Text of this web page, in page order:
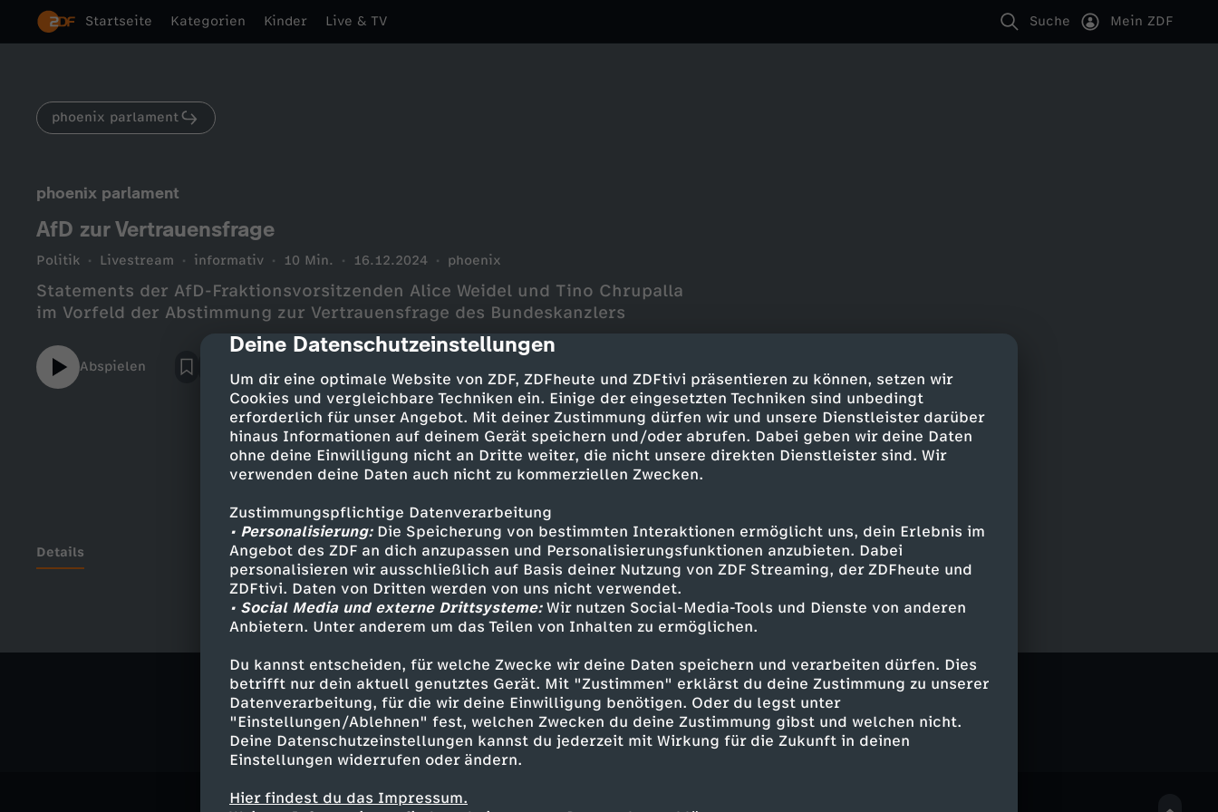
cmp-dialog-description
Deine Datenschutzeinstellungen
Um dir eine optimale Website von ZDF, ZDFheute und ZDFtivi präsentieren zu können, setzen wir
Cookies und vergleichbare Techniken ein. Einige der eingesetzten Techniken sind unbedingt
erforderlich für unser Angebot. Mit deiner Zustimmung dürfen wir und unsere Dienstleister darüber
hinaus Informationen auf deinem Gerät speichern und/oder abrufen. Dabei geben wir deine Daten
ohne deine Einwilligung nicht an Dritte weiter, die nicht unsere direkten Dienstleister sind. Wir
verwenden deine Daten auch nicht zu kommerziellen Zwecken.
Zustimmungspflichtige Datenverarbeitung
• Personalisierung:Die Speicherung von bestimmten Interaktionen ermöglicht uns, dein Erlebnis im
Angebot des ZDF an dich anzupassen und Personalisierungsfunktionen anzubieten. Dabei
personalisieren wir ausschließlich auf Basis deiner Nutzung von ZDF Streaming, der ZDFheute und
ZDFtivi. Daten von Dritten werden von uns nicht verwendet.
• Social Media und externe Drittsysteme:Wir nutzen Social-Media-Tools und Dienste von anderen
Anbietern. Unter anderem um das Teilen von Inhalten zu ermöglichen.
Du kannst entscheiden, für welche Zwecke wir deine Daten speichern und verarbeiten dürfen. Dies
betrifft nur dein aktuell genutztes Gerät. Mit "Zustimmen" erklärst du deine Zustimmung zu unserer
Datenverarbeitung, für die wir deine Einwilligung benötigen. Oder du legst unter
"Einstellungen/Ablehnen" fest, welchen Zwecken du deine Zustimmung gibst und welchen nicht.
Deine Datenschutzeinstellungen kannst du jederzeit mit Wirkung für die Zukunft in deinen
Einstellungen widerrufen oder ändern.
Hier findest du das Impressum.
Startseite Kategorien Kinder Live & TV Suche Mein ZDF
phoenix parlament
phoenix parlament
AfD zur Vertrauensfrage
Politik Livestream informativ 10 Min. 16.12.2024 phoenix
Statements der AfD-Fraktionsvorsitzenden Alice Weidel und Tino Chrupalla
im Vorfeld der Abstimmung zur Vertrauensfrage des Bundeskanzlers
Abspielen
Details
Ähnliche Inhalte entdecken
Politik Livestream informativ phoenix parlament